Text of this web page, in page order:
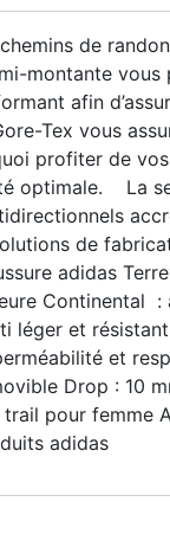
de
montante vous
afin
Tex vous
profiter de
optimale. La
de
adidas
Continental
léger et
et
Drop : 10
trail pour femme
adidas